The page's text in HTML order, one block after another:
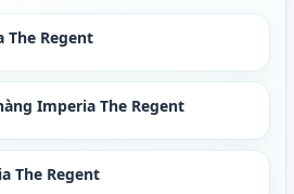
The Regent
Imperia The Regent
The Regent